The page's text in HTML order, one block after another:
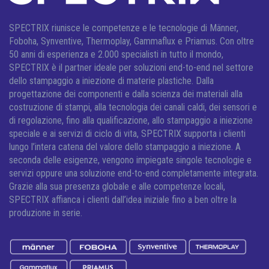
SPECTRIX riunisce le competenze e le tecnologie di Männer,
Foboha, Synventive, Thermoplay, Gammaflux e Priamus. Con oltre
50 anni di esperienza e 2.000 specialisti in tutto il mondo,
SPECTRIX è il partner ideale per soluzioni end-to-end nel settore
dello stampaggio a iniezione di materie plastiche. Dalla
progettazione dei componenti e dalla scienza dei materiali alla
costruzione di stampi, alla tecnologia dei canali caldi, dei sensori e
di regolazione, fino alla qualificazione, allo stampaggio a iniezione
speciale e ai servizi di ciclo di vita, SPECTRIX supporta i clienti
lungo l’intera catena del valore dello stampaggio a iniezione. A
seconda delle esigenze, vengono impiegate singole tecnologie e
servizi oppure una soluzione end-to-end completamente integrata.
Grazie alla sua presenza globale e alle competenze locali,
SPECTRIX affianca i clienti dall’idea iniziale fino a ben oltre la
produzione in serie.